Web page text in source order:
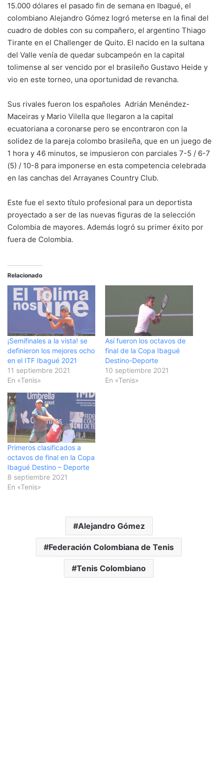
15.000 dólares el pasado fin de semana en Ibagué, el
colombiano Alejandro Gómez logró meterse en la final del
cuadro de dobles con su compañero, el argentino Thiago
Tirante en el Challenger de Quito. El nacido en la sultana
del Valle venía de quedar subcampeón en la capital
tolimense al ser vencido por el brasileño Gustavo Heide y
vio en este torneo, una oportunidad de revancha.
Sus rivales fueron los españoles Adrián Menéndez-
Maceiras y Mario Vilella que llegaron a la capital
ecuatoriana a coronarse pero se encontraron con la
solidez de la pareja colombo brasileña, que en un juego de
1 hora y 46 minutos, se impusieron con parciales 7-5 / 6-7
(5) / 10-8 para imponerse en esta competencia celebrada
en las canchas del Arrayanes Country Club.
Este fue el sexto título profesional para un deportista
proyectado a ser de las nuevas figuras de la selección
Colombia de mayores. Además logró su primer éxito por
fuera de Colombia.
Relacionado
¡Semifinales a la vista! se
definieron los mejores ocho
en el ITF Ibagué 2021
11 septiembre 2021
En «Tenis»
Así fueron los octavos de
final de la Copa Ibagué
Destino-Deporte
10 septiembre 2021
En «Tenis»
Primeros clasificados a
octavos de final en la Copa
Ibagué Destino – Deporte
8 septiembre 2021
En «Tenis»
Alejandro Gómez
Federación Colombiana de Tenis
Tenis Colombiano